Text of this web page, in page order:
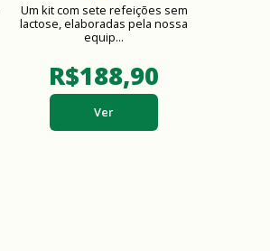
Um kit com sete refeições sem
lactose, elaboradas pela nossa
equip...
R$188,90
Ver